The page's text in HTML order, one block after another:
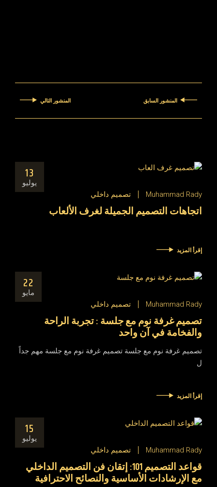
المنشور السابق المنشور التالي
13
يوليو
Muhammad Rady
تصميم داخلي
اتجاهات التصميم الجميلة لغرف الألعاب
إقرأ المزيد
22
مايو
Muhammad Rady
تصميم داخلي
تصميم غرفة نوم مع جلسة : تجربة الراحة
والفخامة في آن واحد
تصميم غرفة نوم مع جلسة تصميم غرفة نوم مع جلسة مهم جداً
ل
إقرأ المزيد
15
يوليو
Muhammad Rady
تصميم داخلي
قواعد التصميم 101: إتقان فن التصميم الداخلي
مع الإرشادات الأساسية والنصائح الاحترافية